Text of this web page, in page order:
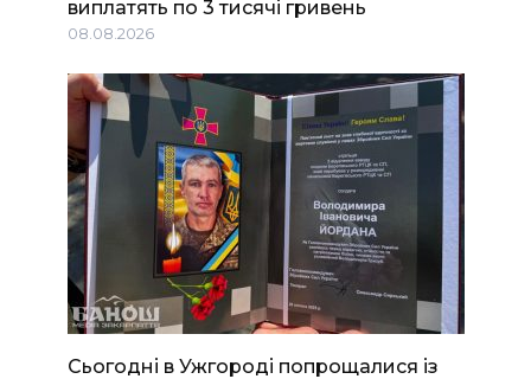
виплатять по 3 тисячі гривень
08.08.2026
Сьогодні в Ужгороді попрощалися із